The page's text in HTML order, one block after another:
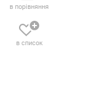
в порівняння
в список